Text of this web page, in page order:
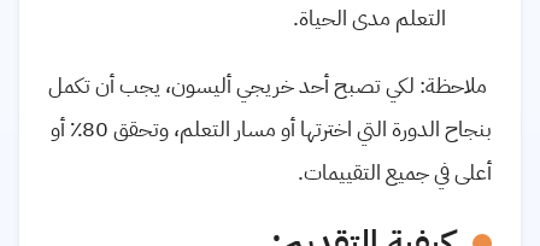
التعلم مدى الحياة.
ملاحظة: لكي تصبح أحد خريجي أليسون، يجب أن تكمل
بنجاح الدورة التي اخترتها أو مسار التعلم، وتحقق 80٪ أو
أعلى في جميع التقييمات.